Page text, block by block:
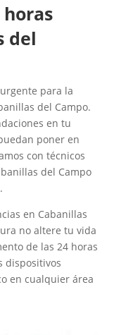
del
para la
del Campo.
en tu
poner en
con técnicos
del Campo
en Cabanillas
no altere tu vida
de las 24 horas
dispositivos
en cualquier área